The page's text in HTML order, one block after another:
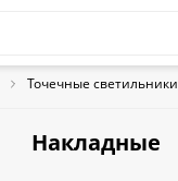
Точечные светильники
Накладные